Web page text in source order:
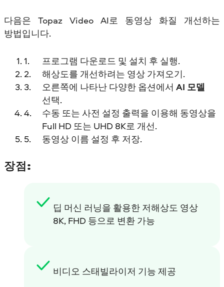
다음은 Topaz Video AI로 동영상 화질 개선하는
방법입니다.
프로그램 다운로드 및 설치 후 실행.
해상도를 개선하려는 영상 가져오기.
오른쪽에 나타난 다양한 옵션에서 AI 모델
선택.
수동 또는 사전 설정 출력을 이용해 동영상을
Full HD 또는 UHD 8K로 개선.
동영상 이름 설정 후 저장.
장점:
딥 머신 러닝을 활용한 저해상도 영상
8K, FHD 등으로 변환 가능
비디오 스태빌라이저 기능 제공